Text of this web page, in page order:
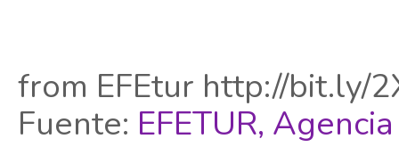
from EFEtur http://bit.ly/
Fuente: EFETUR, Agencia